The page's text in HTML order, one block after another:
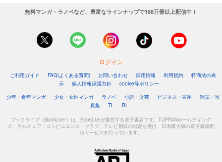
無料マンガ・ラノベなど、豊富なラインナップで188万冊以上配信中！
ログイン
ご利用ガイド FAQ(よくある質問) お問い合わせ 採用情報 利用規約
特商法の表
示
個人情報保護方針
cookie等ポリシー
少年・青年マンガ
少女・女性マンガ ラノベ 小説・文芸 ビジネス・実用
雑誌・写
真集
TL BL
ブックライブ（BookLive!）は、BookLiveが運営する電子書店です。TOPPANホールディング
ス、カルチュア・コンビニエンス・クラブ、テレビ朝日の出資を受け、日本最大級の電子書籍配
信サービスを行っています。